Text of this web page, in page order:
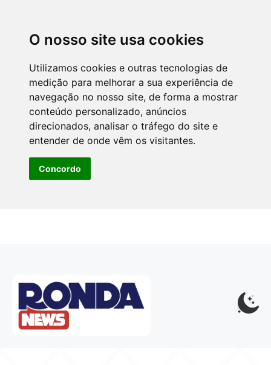
O nosso site usa cookies
Utilizamos cookies e outras tecnologias de
medição para melhorar a sua experiência de
navegação no nosso site, de forma a mostrar
conteúdo personalizado, anúncios
direcionados, analisar o tráfego do site e
entender de onde vêm os visitantes.
Concordo